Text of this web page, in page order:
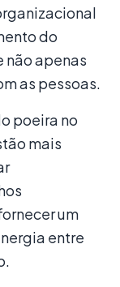
do
não apenas
as pessoas.
poeira no
mais
um
entre